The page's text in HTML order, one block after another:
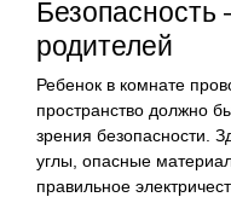
Безопасность
родителей
Ребенок в комнате
пространство должно
зрения безопасности.
углы, опасные
правильное